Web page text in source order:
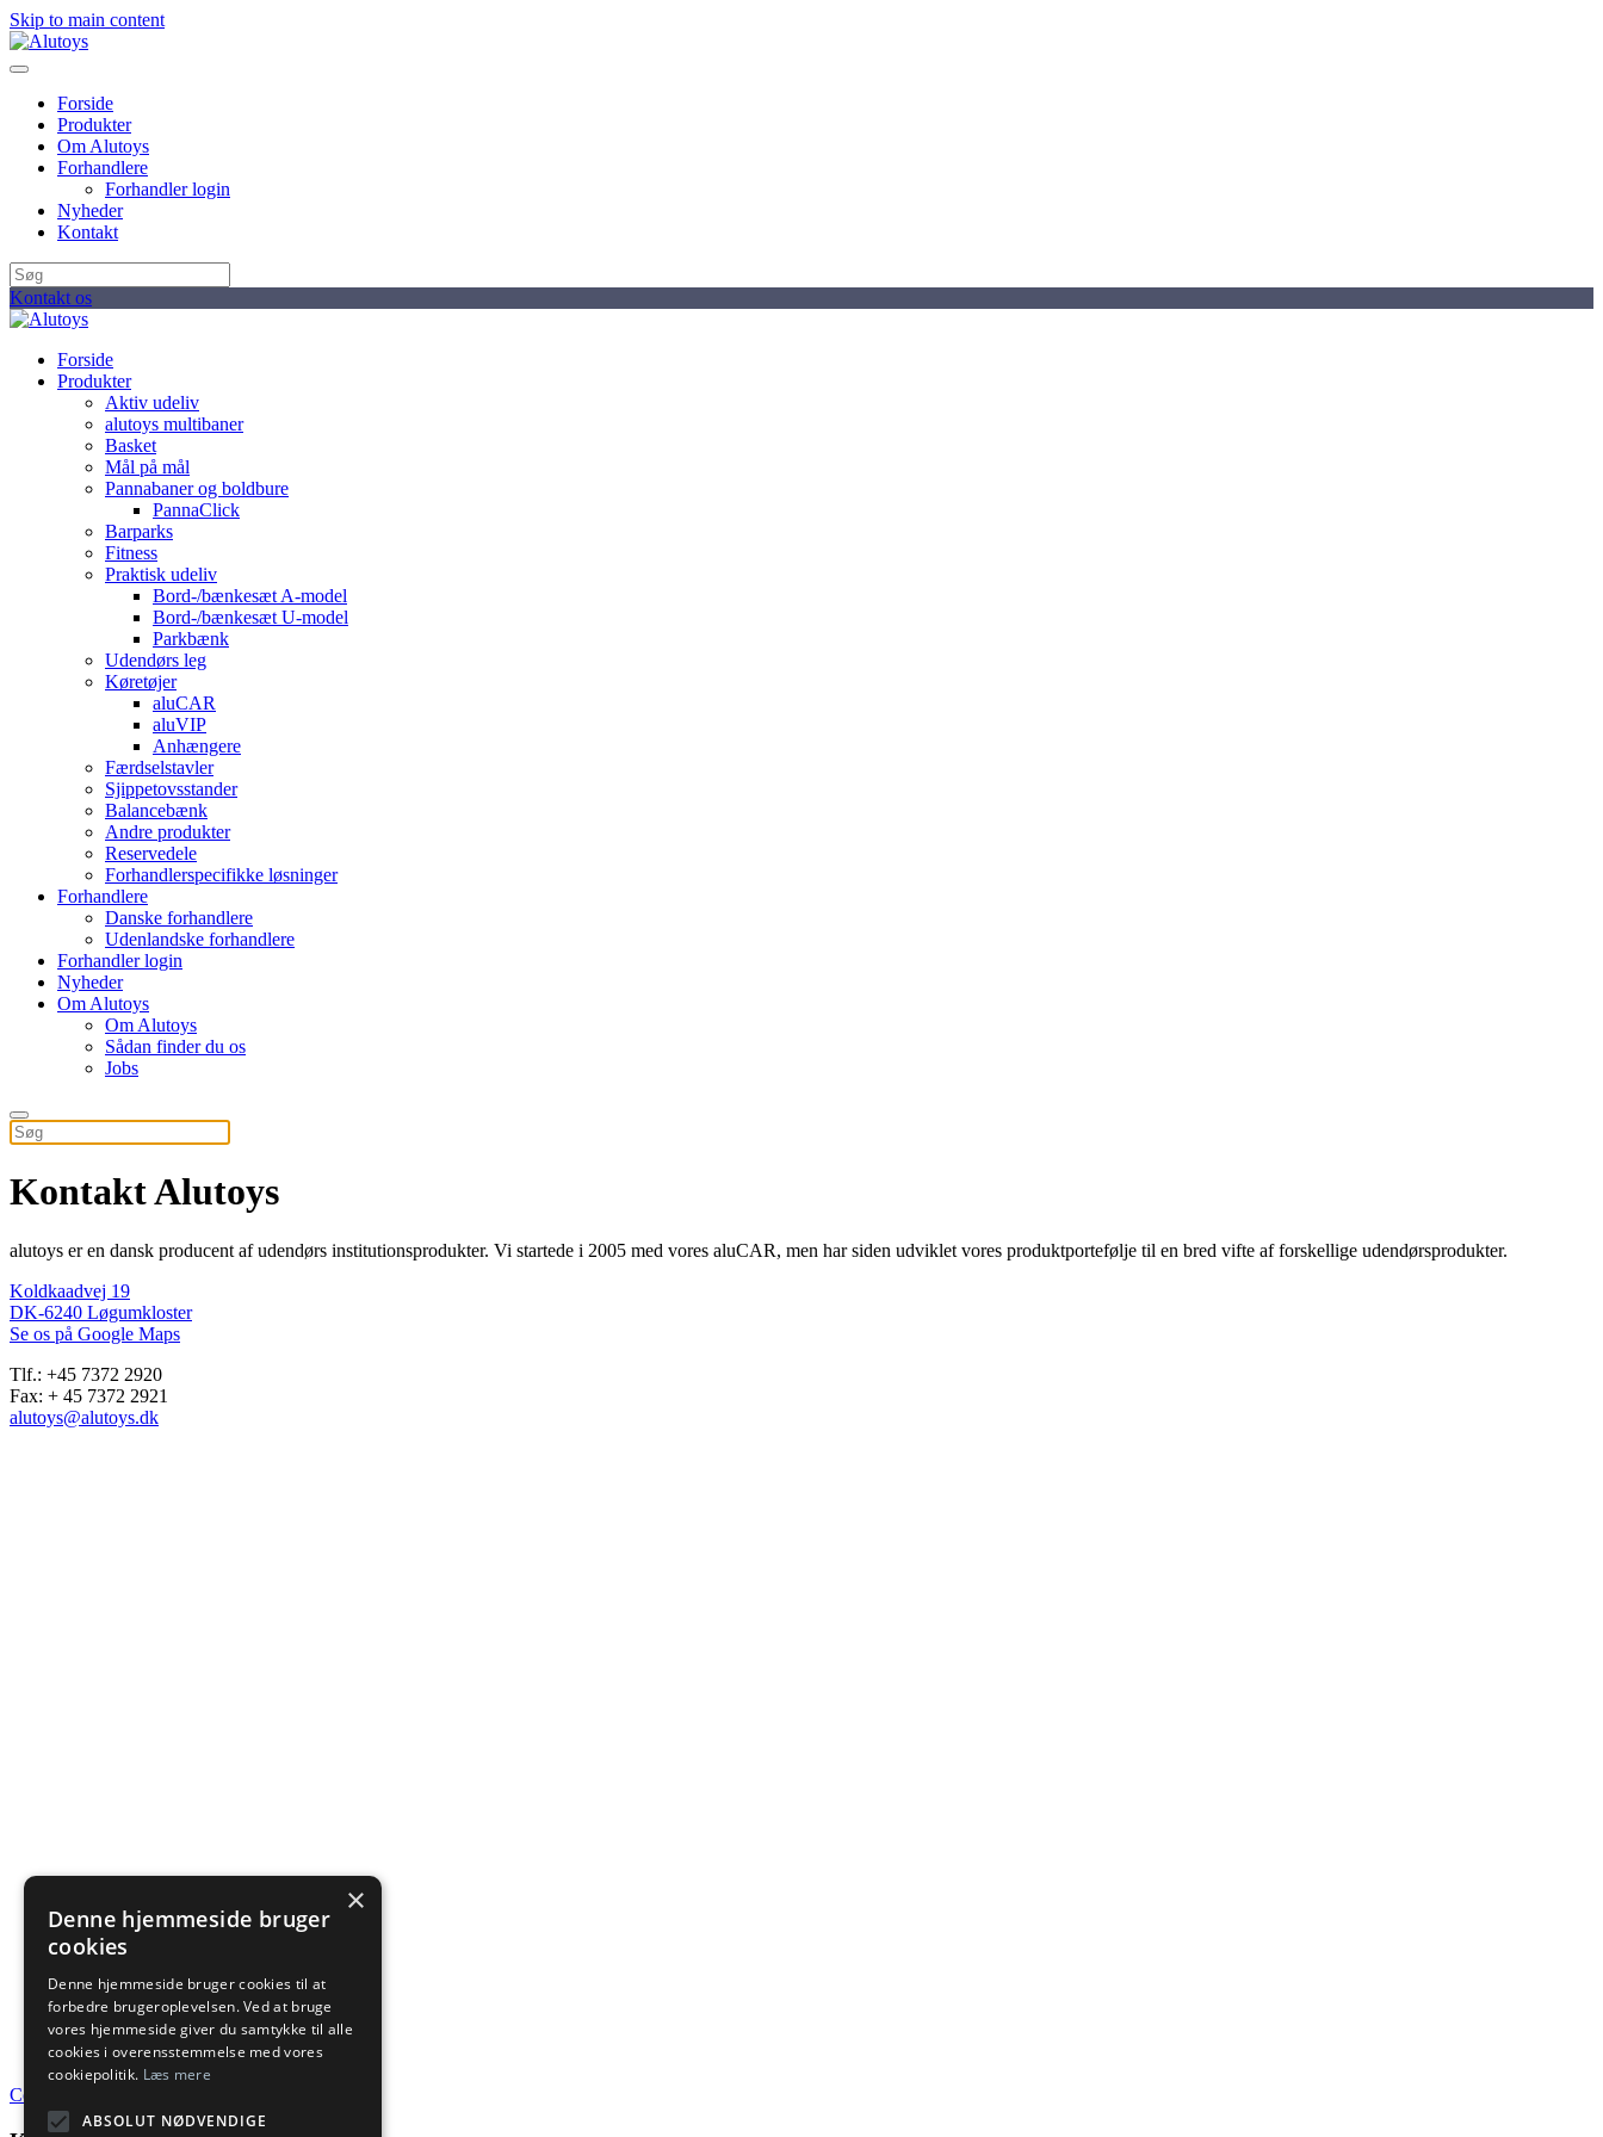
Skip to main content
Forside
Produkter
Om Alutoys
Forhandlere
Forhandler login
Nyheder
Kontakt
Kontakt os
Forside
Produkter
Aktiv udeliv
alutoys multibaner
Basket
Mål på mål
Pannabaner og boldbure
PannaClick
Barparks
Fitness
Praktisk udeliv
Bord-/bænkesæt A-model
Bord-/bænkesæt U-model
Parkbænk
Udendørs leg
Køretøjer
aluCAR
aluVIP
Anhængere
Færdselstavler
Sjippetovsstander
Balancebænk
Andre produkter
Reservedele
Forhandlerspecifikke løsninger
Forhandlere
Danske forhandlere
Udenlandske forhandlere
Forhandler login
Nyheder
Om Alutoys
Om Alutoys
Sådan finder du os
Jobs
Kontakt Alutoys
alutoys er en dansk producent af udendørs institutionsprodukter. Vi startede i 2005 med vores aluCAR, men har siden udviklet vores produktportefølje til en bred vifte af forskellige udendørsprodukter.
Koldkaadvej 19
DK-6240 Løgumkloster
Se os på Google Maps
Tlf.: +45 7372 2920
Fax: + 45 7372 2921
alutoys@alutoys.dk
Cookies- og privatlivspolitik
×
Denne hjemmeside bruger
cookies
Denne hjemmeside bruger cookies til at
forbedre brugeroplevelsen. Ved at bruge
vores hjemmeside giver du samtykke til alle
cookies i overensstemmelse med vores
cookiepolitik. Læs mere
ABSOLUT NØDVENDIGE